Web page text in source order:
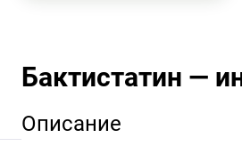
Бактистатин —
Описание